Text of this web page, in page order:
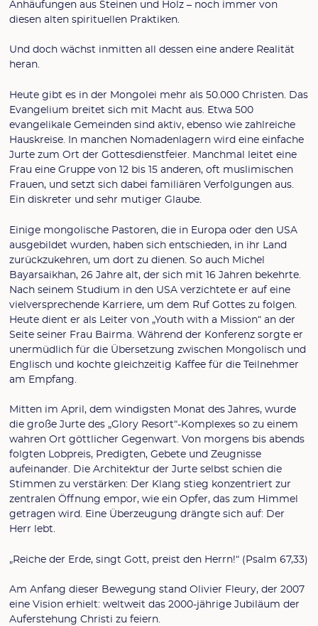
Anhäufungen aus Steinen und Holz – noch immer von
diesen alten spirituellen Praktiken.
Und doch wächst inmitten all dessen eine andere Realität
heran.
Heute gibt es in der Mongolei mehr als 50.000 Christen. Das
Evangelium breitet sich mit Macht aus. Etwa 500
evangelikale Gemeinden sind aktiv, ebenso wie zahlreiche
Hauskreise. In manchen Nomadenlagern wird eine einfache
Jurte zum Ort der Gottesdienstfeier. Manchmal leitet eine
Frau eine Gruppe von 12 bis 15 anderen, oft muslimischen
Frauen, und setzt sich dabei familiären Verfolgungen aus.
Ein diskreter und sehr mutiger Glaube.
Einige mongolische Pastoren, die in Europa oder den USA
ausgebildet wurden, haben sich entschieden, in ihr Land
zurückzukehren, um dort zu dienen. So auch Michel
Bayarsaikhan, 26 Jahre alt, der sich mit 16 Jahren bekehrte.
Nach seinem Studium in den USA verzichtete er auf eine
vielversprechende Karriere, um dem Ruf Gottes zu folgen.
Heute dient er als Leiter von „Youth with a Mission“ an der
Seite seiner Frau Bairma. Während der Konferenz sorgte er
unermüdlich für die Übersetzung zwischen Mongolisch und
Englisch und kochte gleichzeitig Kaffee für die Teilnehmer
am Empfang.
Mitten im April, dem windigsten Monat des Jahres, wurde
die große Jurte des „Glory Resort“-Komplexes so zu einem
wahren Ort göttlicher Gegenwart. Von morgens bis abends
folgten Lobpreis, Predigten, Gebete und Zeugnisse
aufeinander. Die Architektur der Jurte selbst schien die
Stimmen zu verstärken: Der Klang stieg konzentriert zur
zentralen Öffnung empor, wie ein Opfer, das zum Himmel
getragen wird. Eine Überzeugung drängte sich auf: Der
Herr lebt.
„Reiche der Erde, singt Gott, preist den Herrn!“ (Psalm 67,33)
Am Anfang dieser Bewegung stand Olivier Fleury, der 2007
eine Vision erhielt: weltweit das 2000-jährige Jubiläum der
Auferstehung Christi zu feiern.